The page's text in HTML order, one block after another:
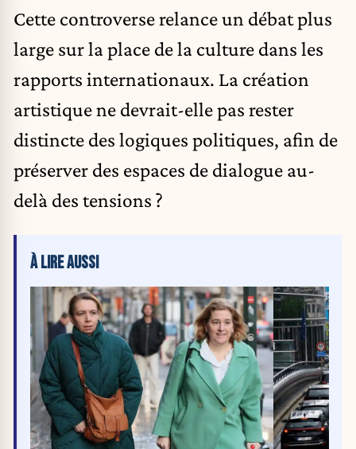
Cette controverse relance un débat plus
large sur la place de la culture dans les
rapports internationaux. La création
artistique ne devrait-elle pas rester
distincte des logiques politiques, afin de
préserver des espaces de dialogue au-
delà des tensions ?
À LIRE AUSSI